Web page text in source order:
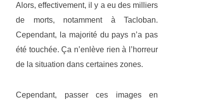
Alors, effectivement, il y a eu des milliers
de morts, notamment à Tacloban.
Cependant, la majorité du pays n’a pas
été touchée. Ça n’enlève rien à l’horreur
de la situation dans certaines zones.
Cependant, passer ces images en